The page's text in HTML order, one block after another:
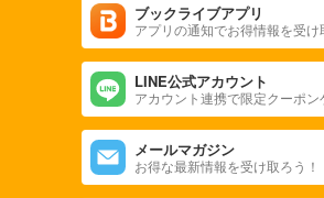
ブックライブアプリ
アプリの通知でお得情報を受け
LINE公式アカウント
アカウント連携で限定クーポン
メールマガジン
お得な最新情報を受け取ろう！